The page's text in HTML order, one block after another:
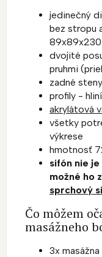
jedinečný
bez stropu
dvojité
pruhmi
zadné
profily -
akrylátová
všetky
výkrese
hmotnosť
sifón nie
možné ho
sprchový
Čo môžem
masážneho
3x